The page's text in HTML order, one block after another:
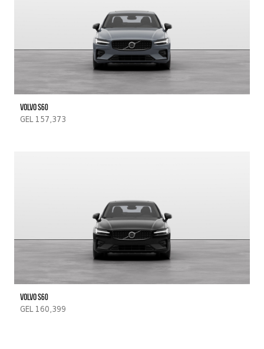
Volvo s60
GEL 157,373
Volvo S60
GEL 160,399